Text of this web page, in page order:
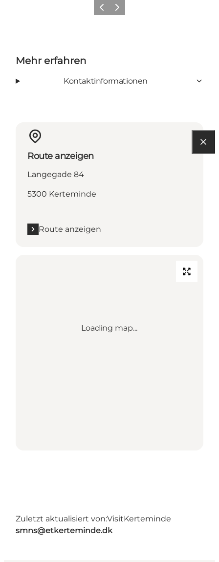
ZurückWeiter
Mehr erfahren
Kontaktinformationen
Route anzeigen
Langegade 84
5300 Kerteminde
Route anzeigen
Loading map...
Zuletzt aktualisiert von:VisitKerteminde
smns@etkerteminde.dk